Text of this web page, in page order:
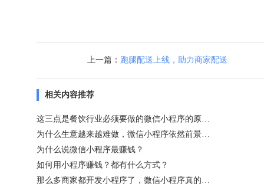
上一篇： 跑腿配送上线，助力商家配送
相关内容推荐
为什么说微信小程序最赚钱？
如何用小程序赚钱？都有什么方式？